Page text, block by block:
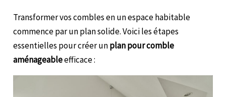
Transformer vos combles en un espace habitable
commence par un plan solide. Voici les étapes
essentielles pour créer unplan pour comble
aménageableefficace :